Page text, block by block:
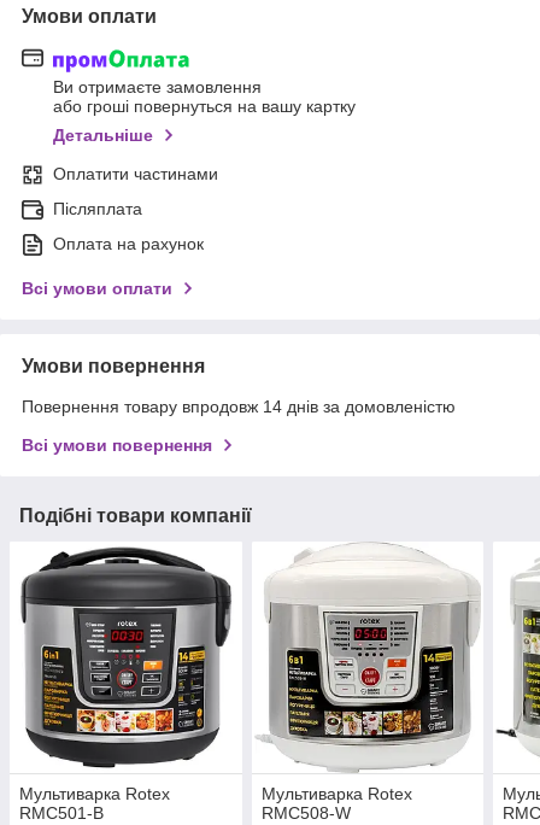
Умови оплати
Ви отримаєте замовлення
або гроші повернуться на вашу картку
Детальніше
Оплатити частинами
Післяплата
Оплата на рахунок
Всі умови оплати
Умови повернення
Повернення товару впродовж 14 днів за домовленістю
Всі умови повернення
Подібні товари компанії
Мультиварка Rotex
RMC501-B
Мультиварка Rotex
RMC508-W